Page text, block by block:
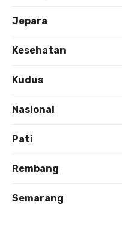
Jepara
Kesehatan
Kudus
Nasional
Pati
Rembang
Semarang